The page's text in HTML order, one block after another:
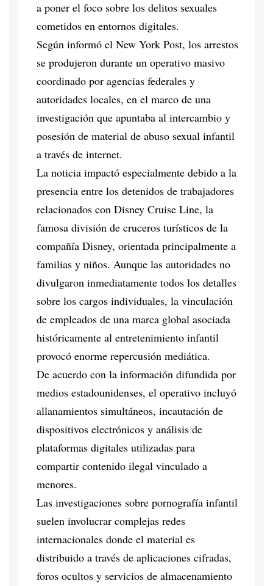
a poner el foco sobre los delitos sexuales
cometidos en entornos digitales.
Según informó el New York Post, los arrestos
se produjeron durante un operativo masivo
coordinado por agencias federales y
autoridades locales, en el marco de una
investigación que apuntaba al intercambio y
posesión de material de abuso sexual infantil
a través de internet.
La noticia impactó especialmente debido a la
presencia entre los detenidos de trabajadores
relacionados con Disney Cruise Line, la
famosa división de cruceros turísticos de la
compañía Disney, orientada principalmente a
familias y niños. Aunque las autoridades no
divulgaron inmediatamente todos los detalles
sobre los cargos individuales, la vinculación
de empleados de una marca global asociada
históricamente al entretenimiento infantil
provocó enorme repercusión mediática.
De acuerdo con la información difundida por
medios estadounidenses, el operativo incluyó
allanamientos simultáneos, incautación de
dispositivos electrónicos y análisis de
plataformas digitales utilizadas para
compartir contenido ilegal vinculado a
menores.
Las investigaciones sobre pornografía infantil
suelen involucrar complejas redes
internacionales donde el material es
distribuido a través de aplicaciones cifradas,
foros ocultos y servicios de almacenamiento